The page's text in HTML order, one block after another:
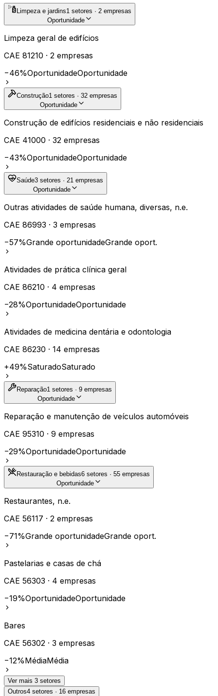
Limpeza e jardins1 setores · 2 empresas
Oportunidade
Limpeza geral de edifícios
CAE 81210 · 2 empresas
−46%OportunidadeOportunidade
Construção1 setores · 32 empresas
Oportunidade
Construção de edifícios residenciais e não residenciais
CAE 41000 · 32 empresas
−43%OportunidadeOportunidade
Saúde3 setores · 21 empresas
Oportunidade
Outras atividades de saúde humana, diversas, n.e.
CAE 86993 · 3 empresas
−57%Grande oportunidadeGrande oport.
Atividades de prática clínica geral
CAE 86210 · 4 empresas
−28%OportunidadeOportunidade
Atividades de medicina dentária e odontologia
CAE 86230 · 14 empresas
+49%SaturadoSaturado
Reparação1 setores · 9 empresas
Oportunidade
Reparação e manutenção de veículos automóveis
CAE 95310 · 9 empresas
−29%OportunidadeOportunidade
Restauração e bebidas6 setores · 55 empresas
Oportunidade
Restaurantes, n.e.
CAE 56117 · 2 empresas
−71%Grande oportunidadeGrande oport.
Pastelarias e casas de chá
CAE 56303 · 4 empresas
−19%OportunidadeOportunidade
Bares
CAE 56302 · 3 empresas
−12%MédiaMédia
Ver mais 3 setores
Outros4 setores · 16 empresas